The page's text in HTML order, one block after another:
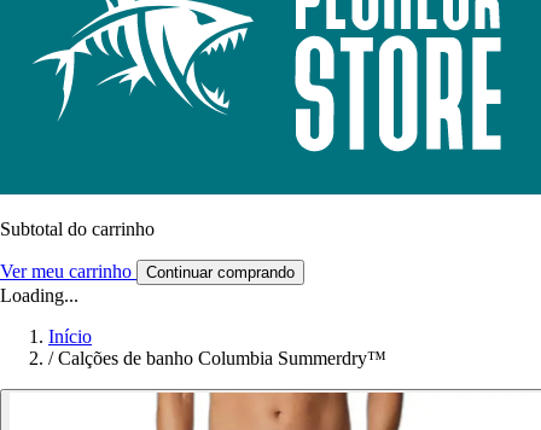
Subtotal do carrinho
Ver meu carrinho Continuar comprando
Loading...
Início
/ Calções de banho Columbia Summerdry™